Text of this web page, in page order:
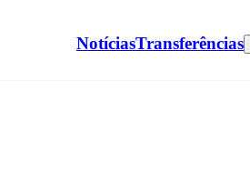
NotíciasTransferências